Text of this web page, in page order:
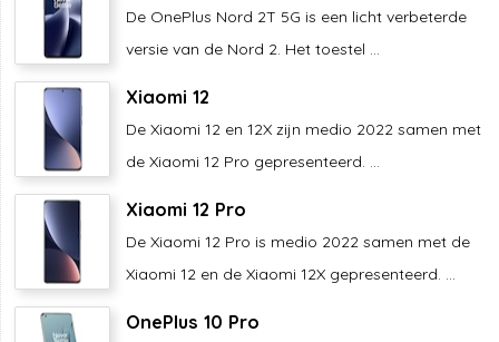
De OnePlus Nord 2T 5G is een licht verbeterde
versie van de Nord 2. Het toestel ...
Xiaomi 12
De Xiaomi 12 en 12X zijn medio 2022 samen met
de Xiaomi 12 Pro gepresenteerd. ...
Xiaomi 12 Pro
De Xiaomi 12 Pro is medio 2022 samen met de
Xiaomi 12 en de Xiaomi 12X gepresenteerd. ...
OnePlus 10 Pro